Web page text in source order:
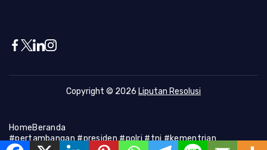
Copyright © 2026 Liputan Resolusi
HomeBeranda
#pertambangan #presiden #polri #tni #kementrian